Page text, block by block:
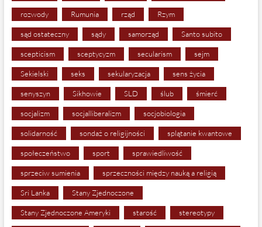
rozwody Rumunia rząd Rzym
sąd ostateczny sądy samorząd Santo subito
scepticism sceptycyzm secularism sejm
Sekielski seks sekularyzacja sens życia
senyszyn Sikhowie SLD ślub śmierć
socjalizm socjalliberalizm socjobiologia
solidarność sondaż o religijności splątanie kwantowe
społeczeństwo sport sprawiedliwość
sprzeciw sumienia sprzeczności między nauką a religią
Sri Lanka Stany Zjednoczone
Stany Zjednoczone Ameryki starość stereotypy